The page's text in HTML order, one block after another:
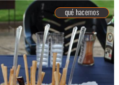
qué hacemos